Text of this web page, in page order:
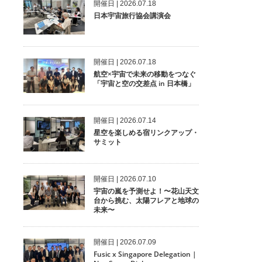
開催⽇ | 2026.07.18
日本宇宙旅行協会講演会
開催⽇ | 2026.07.18
航空×宇宙で未来の移動をつなぐ
「宇宙と空の交差点 in 日本橋」
開催⽇ | 2026.07.14
星空を楽しめる宿リンクアップ・
サミット
開催⽇ | 2026.07.10
宇宙の嵐を予測せよ！〜花山天文
台から挑む、太陽フレアと地球の
未来〜
開催⽇ | 2026.07.09
Fusic x Singapore Delegation |